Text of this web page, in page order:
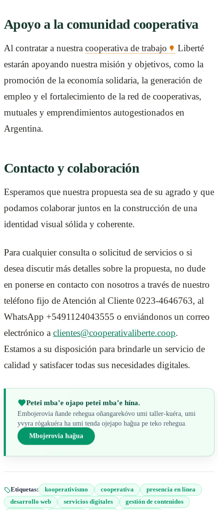
Apoyo a la comunidad cooperativa
Al contratar a nuestra cooperativa de trabajo
Liberté
estarán apoyando nuestra misión y objetivos, como la
promoción de la economía solidaria, la generación de
empleo y el fortalecimiento de la red de cooperativas,
mutuales y emprendimientos autogestionados en
Argentina.
Contacto y colaboración
Esperamos que nuestra propuesta sea de su agrado y que
podamos colaborar juntos en la construcción de una
identidad visual sólida y coherente.
Para cualquier consulta o solicitud de servicios o si
desea discutir más detalles sobre la propuesta, no dude
en ponerse en contacto con nosotros a través de nuestro
teléfono fijo de Atención al Cliente 0223-4646763, al
WhatsApp +5491124043555 o enviándonos un correo
electrónico a clientes@cooperativaliberte.coop.
Estamos a su disposición para brindarle un servicio de
calidad y satisfacer todas sus necesidades digitales.
Peteî mba’e ojapo peteî mba’e hína.
Embojerovia ñande rehegua oñangarekóvo umi taller-kuéra, umi
yvyra rógakuéra ha umi tenda ojejapo hag̃ua pe teko rehegua.
Mbojerovia hag̃ua
Etiquetas: kooperativismo cooperativa
presencia en línea
desarrollo web
servicios digitales
gestión de contenidos